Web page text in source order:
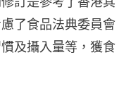
了食品法典委員會
及攝入量等，獲食